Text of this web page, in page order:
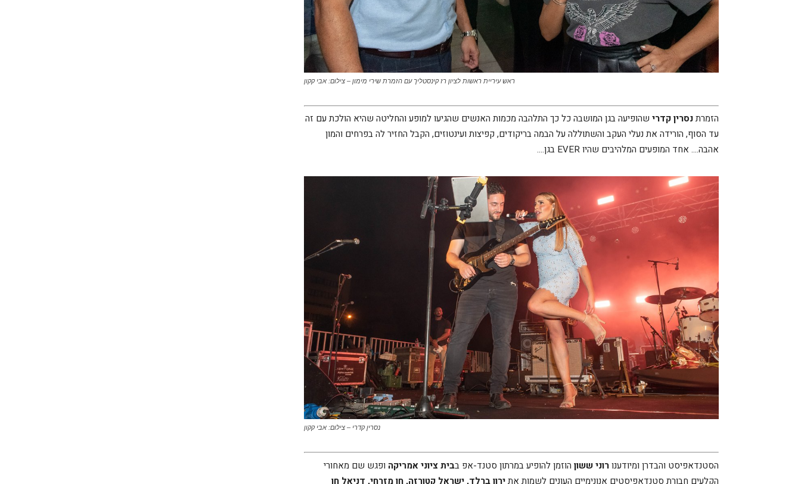
ראש עיריית ראשות לציון רז קינסטליך עם הזמרת שירי מימון – צילום: אבי קקון
הזמרתנסרין קדרי שהופיעה בגן המושבה כל כך התלהבה מכמות האנשים שהגיעו למופע והחליטה שהיא הולכת עם זה
עד הסוף, הורידה את נעלי העקב והשתוללה על הבמה בריקודים, קפיצות ועינטוזים, הקבל החזיר לה בפרחים והמון
אהבה…. אחד המופעים המלהיבים שהיו EVER בגן….
נסרין קדרי – צילום: אבי קקון
הסטנדאפיסט והבדרן ומיודענורוני ששון הוזמן להופיע במרתון סטנד-אפ בבית ציוני אמריקה ופגש שם מאחורי
הקלעים חבורת סטנדאפיסטים אנונימיים העונים לשמות אתירון ברלד, ישראל קטורזה, חן מזרחי, דניאל חן